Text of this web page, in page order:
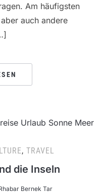
Am häufigsten
auch andere
, TRAVEL
die Inseln
Bernek Tar